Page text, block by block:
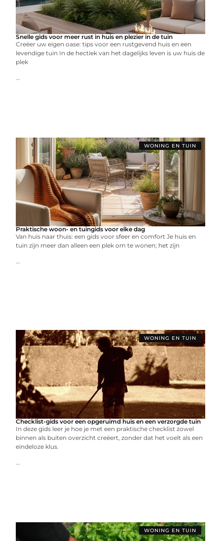
Snelle gids voor meer rust in huis en plezier in de tuin
Creëer uw eigen oase: tips voor een rustgevend huis en een
levendige tuin In de hectiek van het dagelijks leven is uw huis de
plek
...
WONING EN TUIN
Praktische woon- en tuingids voor elke dag
Van huis naar thuis: een gids voor sfeer en comfort Je huis en
tuin zijn meer dan alleen een plek om te wonen; het zijn
...
WONING EN TUIN
Checklist-gids voor een opgeruimd huis en een verzorgde tuin
In deze gids leer je hoe je met een praktische checklist zowel
binnen als buiten overzicht creëert, zonder dat het voelt als een
eindeloze klus.
...
WONING EN TUIN